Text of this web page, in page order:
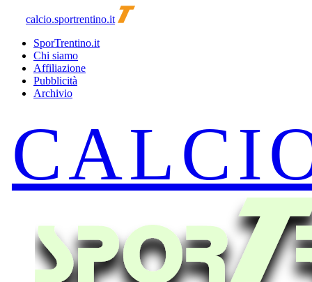
calcio.sportrentino.it
SporTrentino.it
Chi siamo
Affiliazione
Pubblicità
Archivio